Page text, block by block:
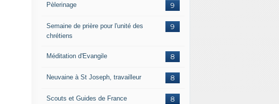
9
Pèlerinage
9
Semaine de prière pour l'unité des
chrétiens
8
Méditation d'Evangile
8
Neuvaine à St Joseph, travailleur
8
Scouts et Guides de France